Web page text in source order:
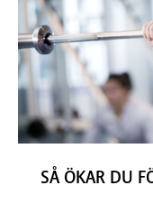
SÅ ÖKAR DU